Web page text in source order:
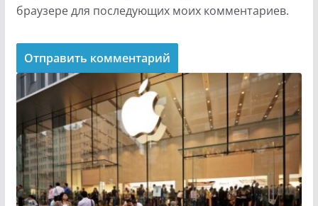
браузере для последующих моих комментариев.